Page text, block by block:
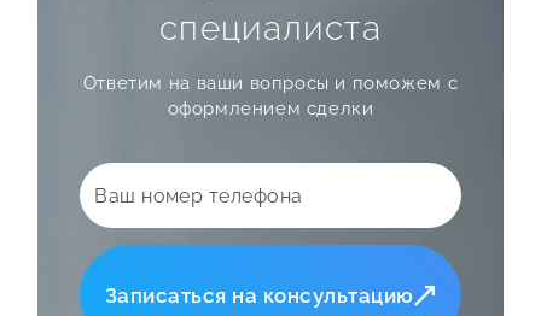
специалиста
Ответим на ваши вопросы и поможем с
оформлением сделки
Записаться на консультацию